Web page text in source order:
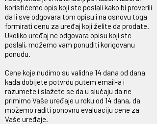
koristićemo opis koji ste poslali kako bi proverili
da li sve odgovara tom opisu i na osnovu toga
formirati cenu za uređaj koji želite da prodate.
Ukoliko uređaj ne odgovara opisu koji ste
poslali, možemo vam ponuditi korigovanu
ponudu.
Cene koje nudimo su validne 14 dana od dana
kada dobijete potvrdu putem email-a i
razumete i slažete se da u slučaju da ne
primimo Vaše uređaje u roku od 14 dana, da
možemo raditi ponovnu evaluaciju cene za
Vaše uređaje.